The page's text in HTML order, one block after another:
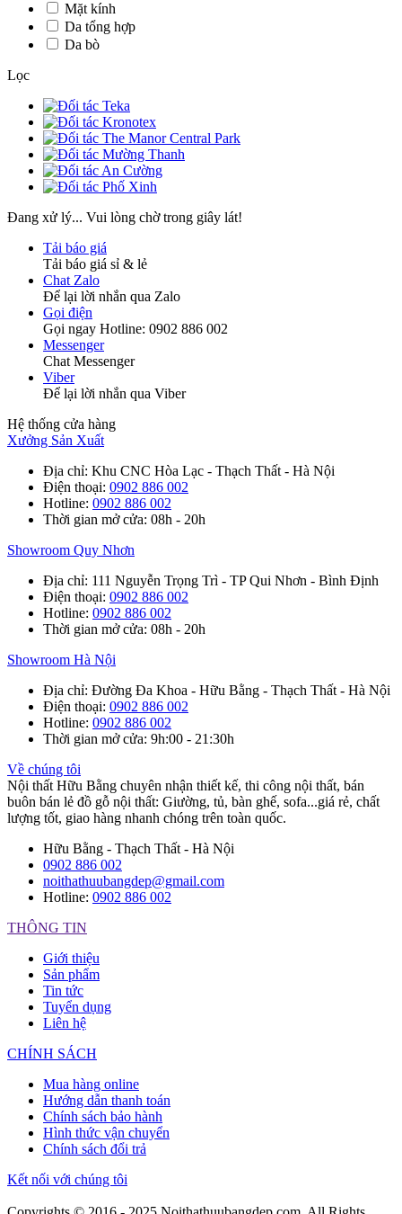
Mặt kính
Da tổng hợp
Da bò
Lọc
Đang xử lý... Vui lòng chờ trong giây lát!
Tải báo giá
Tải báo giá sỉ & lẻ
Chat Zalo
Để lại lời nhắn qua Zalo
Gọi điện
Gọi ngay Hotline: 0902 886 002
Messenger
Chat Messenger
Viber
Để lại lời nhắn qua Viber
Hệ thống cửa hàng
Xưởng Sản Xuất
Địa chỉ: Khu CNC Hòa Lạc - Thạch Thất - Hà Nội
Điện thoại: 0902 886 002
Hotline: 0902 886 002
Thời gian mở cửa: 08h - 20h
Showroom Quy Nhơn
Địa chỉ: 111 Nguyễn Trọng Trì - TP Qui Nhơn - Bình Định
Điện thoại: 0902 886 002
Hotline: 0902 886 002
Thời gian mở cửa: 08h - 20h
Showroom Hà Nội
Địa chỉ: Đường Đa Khoa - Hữu Bằng - Thạch Thất - Hà Nội
Điện thoại: 0902 886 002
Hotline: 0902 886 002
Thời gian mở cửa: 9h:00 - 21:30h
Về chúng tôi
Nội thất Hữu Bằng chuyên nhận thiết kế, thi công nội thất, bán
buôn bán lẻ đồ gỗ nội thất: Giường, tủ, bàn ghế, sofa...giá rẻ, chất
lượng tốt, giao hàng nhanh chóng trên toàn quốc.
Hữu Bằng - Thạch Thất - Hà Nội
0902 886 002
noithathuubangdep@gmail.com
Hotline: 0902 886 002
THÔNG TIN
Giới thiệu
Sản phẩm
Tin tức
Tuyển dụng
Liên hệ
CHÍNH SÁCH
Mua hàng online
Hướng dẫn thanh toán
Chính sách bảo hành
Hình thức vận chuyển
Chính sách đổi trả
Kết nối với chúng tôi